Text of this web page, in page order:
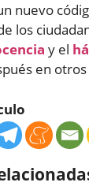
nuevo
los
y el
en otros